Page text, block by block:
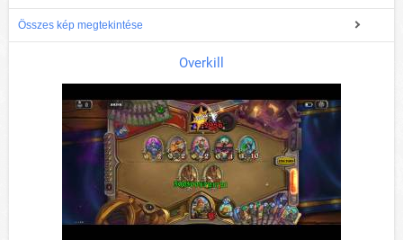
Összes kép megtekintése
Overkill